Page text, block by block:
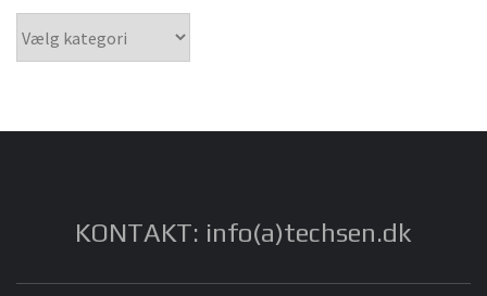
KONTAKT: info(a)techsen.dk